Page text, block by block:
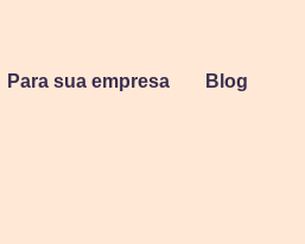
Para sua empresa Blog